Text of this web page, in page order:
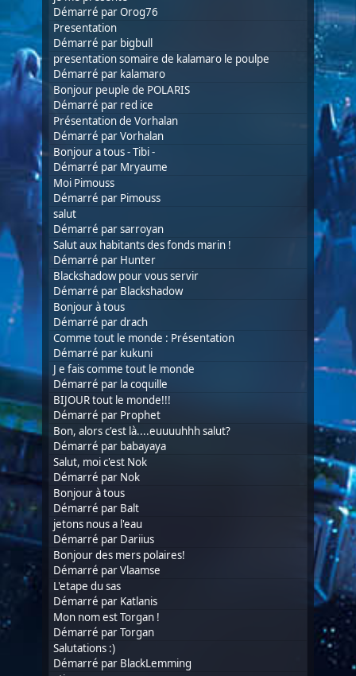
Démarré parOrog76
Presentation
Démarré par bigbull
presentation somaire de kalamaro le poulpe
Démarré par kalamaro
Bonjour peuple de POLARIS
Démarré par red ice
Présentation de Vorhalan
Démarré parVorhalan
Bonjour a tous - Tibi -
Démarré par Mryaume
Moi Pimouss
Démarré par Pimouss
salut
Démarré parsarroyan
Salut aux habitants des fonds marin !
Démarré par Hunter
Blackshadow pour vous servir
Démarré par Blackshadow
Bonjour à tous
Démarré pardrach
Comme tout le monde : Présentation
Démarré par kukuni
J e fais comme tout le monde
Démarré par la coquille
BIJOUR tout le monde!!!
Démarré par Prophet
Bon, alors c'est là....euuuuhhh salut?
Démarré par babayaya
Salut, moi c'est Nok
Démarré par Nok
Bonjour à tous
Démarré par Balt
jetons nous a l'eau
Démarré par Dariius
Bonjour des mers polaires!
Démarré par Vlaamse
L'etape du sas
Démarré par Katlanis
Mon nom est Torgan !
Démarré parTorgan
Salutations :)
Démarré par BlackLemming